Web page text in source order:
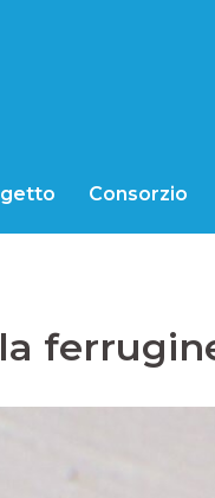
Consorzio